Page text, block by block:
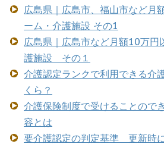
広島県｜広島市、福山市など月
ーム・介護施設 その1
広島県｜広島市など月額10万円
護施設 その１
介護認定ランクで利用できる介
くら？
介護保険制度で受けることので
容とは
要介護認定の判定基準 更新時